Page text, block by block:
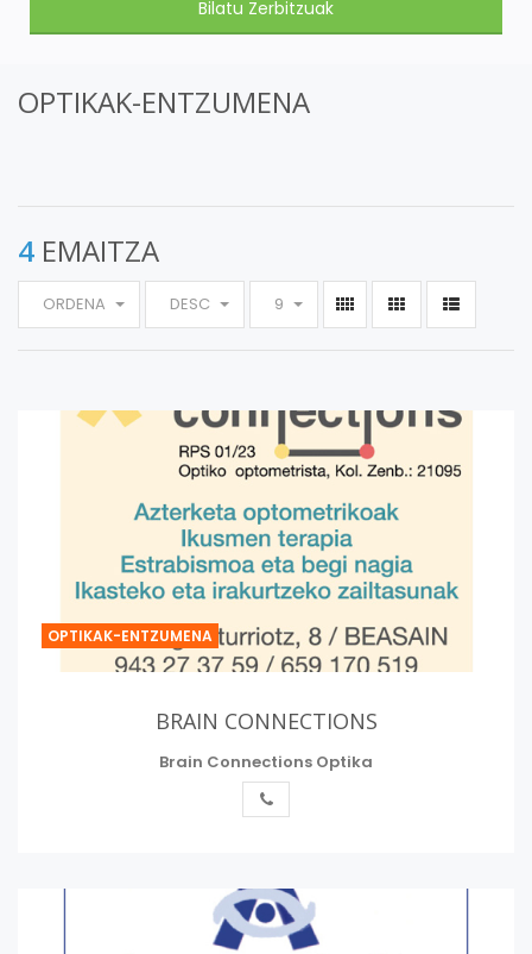
OPTIKAK-ENTZUMENA
4 EMAITZA
ORDENA DESC 9
OPTIKAK-ENTZUMENA
BRAIN CONNECTIONS
Brain Connections Optika